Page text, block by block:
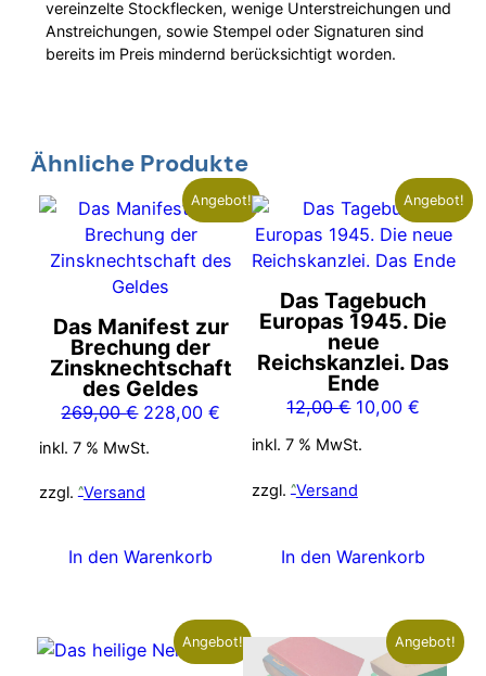
vereinzelte Stockflecken, wenige Unterstreichungen und
Anstreichungen, sowie Stempel oder Signaturen sind
bereits im Preis mindernd berücksichtigt worden.
Ähnliche Produkte
Angebot!
Das Manifest zur
Brechung der
Zinsknechtschaft
des Geldes
269,00€ Ursprünglicher
Preis
269,00 €
228,00€ Aktueller
Preis
228,00 €.
inkl. 7 % MwSt.
zzgl. Versand
In den Warenkorb
Angebot!
Das Tagebuch
Europas 1945. Die
neue
Reichskanzlei. Das
Ende
12,00€ Ursprünglicher
12,00 €
10,00€
inkl. 7 % MwSt.
zzgl. Versand
In den Warenkorb
Angebot! Angebot!